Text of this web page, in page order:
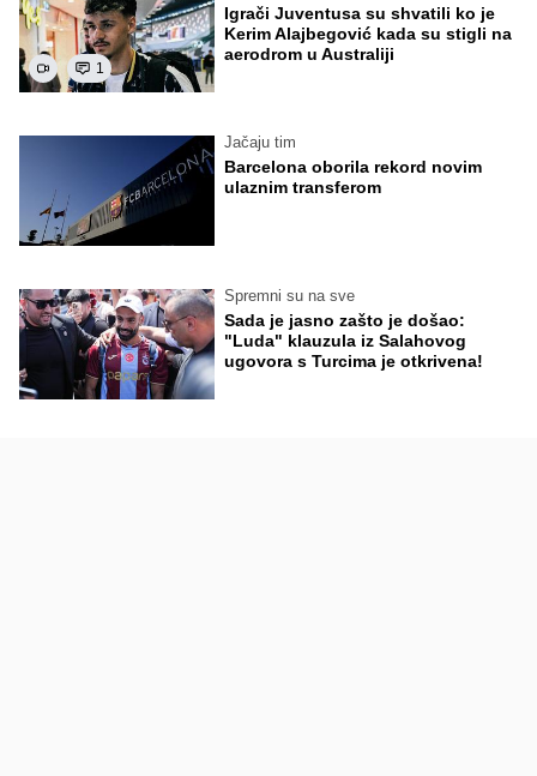
1
Igrači Juventusa su shvatili ko je
Kerim Alajbegović kada su stigli na
aerodrom u Australiji
Jačaju tim
Barcelona oborila rekord novim
ulaznim transferom
Spremni su na sve
Sada je jasno zašto je došao:
"Luda" klauzula iz Salahovog
ugovora s Turcima je otkrivena!